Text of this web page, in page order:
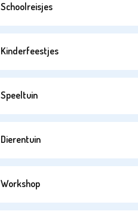
Schoolreisjes
Kinderfeestjes
Speeltuin
Dierentuin
Workshop